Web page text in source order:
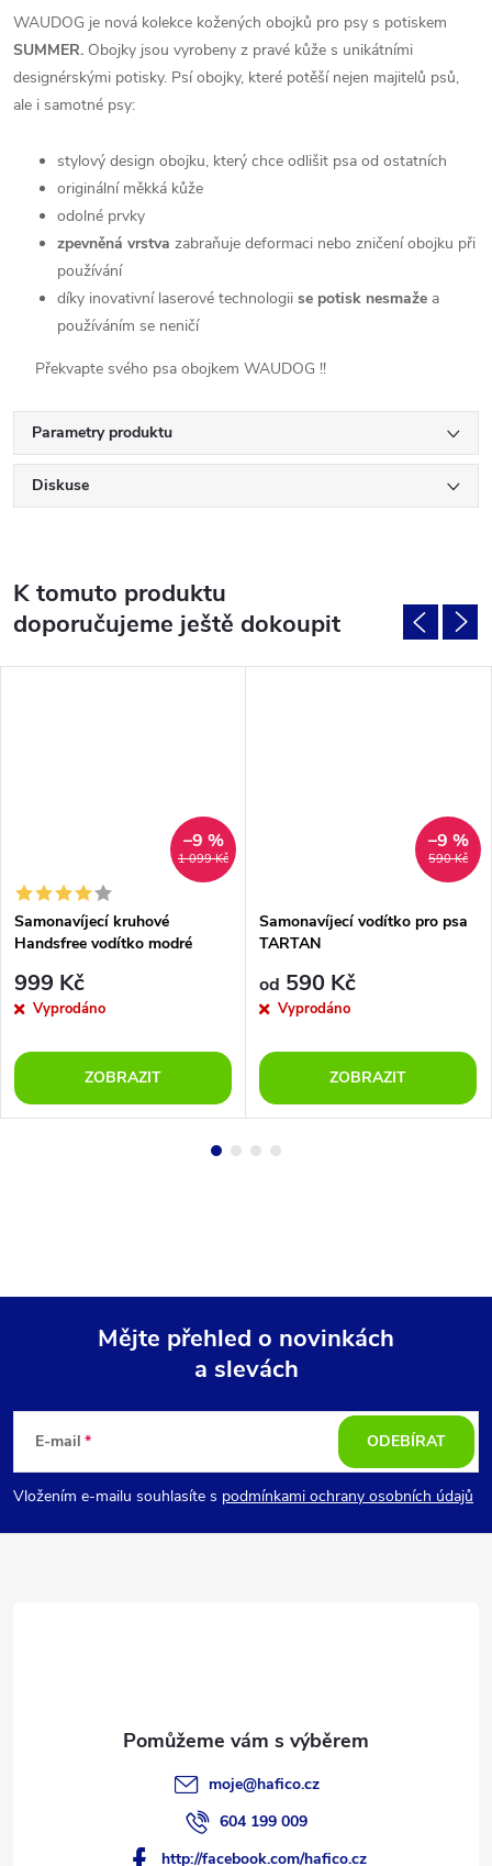
WAUDOG je nová kolekce kožených obojků pro psy s potiskem
SUMMER. Obojky jsou vyrobeny z pravé kůže s unikátními
designérskými potisky. Psí obojky, které potěší nejen majitelů psů,
ale i samotné psy:
stylový design obojku, který chce odlišit psa od ostatních
originální měkká kůže
odolné prvky
zpevněná vrstva zabraňuje deformaci nebo zničení obojku při
používání
díky inovativní laserové technologii se potisk nesmaže a
používáním se neničí
Překvapte svého psa obojkem WAUDOG !!
Parametry produktu
Diskuse
K tomuto produktu
doporučujeme ještě dokoupit
1 099 Kč
–9 %
Samonavíjecí kruhové
Handsfree vodítko modré
999 Kč
Vyprodáno
ZOBRAZIT
590 Kč
–9 %
Samonavíjecí vodítko pro psa
TARTAN
od 590 Kč
Vyprodáno
ZOBRAZIT
p
a
Mějte přehled o novinkách
a slevách
E-mail
Vložením e-mailu souhlasíte s podmínkami ochrany osobních údajů
ODEBÍRAT
moje@hafico.cz
604 199 009
http://facebook.com/hafico.cz